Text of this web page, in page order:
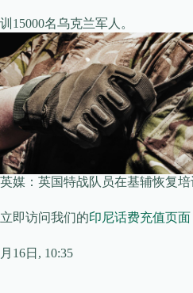
训15000名乌克兰军人。
英媒：英国特战队员在基辅恢复培
立即访问我们的印尼话费充值页面
月16日, 10:35